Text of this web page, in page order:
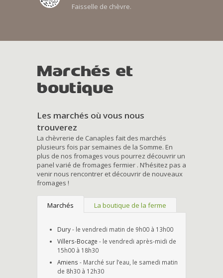
Faisselle de chèvre.
Marchés et
boutique
Les marchés où vous nous
trouverez
La chèvrerie de Canaples fait des marchés
plusieurs fois par semaines de la Somme. En
plus de nos fromages vous pourrez découvrir un
panel varié de fromages fermier . N’hésitez pas a
venir nous rencontrer et découvrir de nouveaux
fromages !
Marchés La boutique de la ferme
Dury- le vendredi matin de 9h00 à 13h00
Villers-Bocage - le vendredi après-midi de
15h00 à 18h30
Amiens - Marché sur l’eau, le samedi matin
de 8h30 à 12h30